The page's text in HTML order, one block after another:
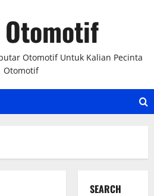
Otomotif
Otomotif Untuk Kalian Pecinta
Otomotif
SEARCH